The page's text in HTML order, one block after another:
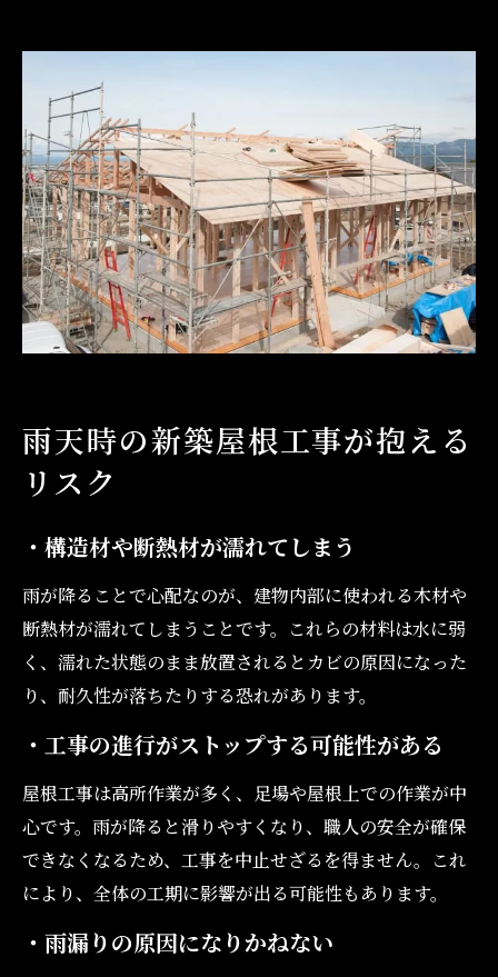
確認しておきたいポイントと心構え
まとめ
雨天時の新築屋根工事が抱える
リスク
・構造材や断熱材が濡れてしまう
雨が降ることで心配なのが、建物内部に使われる木材や
断熱材が濡れてしまうことです。これらの材料は水に弱
く、濡れた状態のまま放置されるとカビの原因になった
り、耐久性が落ちたりする恐れがあります。
・工事の進行がストップする可能性がある
屋根工事は高所作業が多く、足場や屋根上での作業が中
心です。雨が降ると滑りやすくなり、職人の安全が確保
できなくなるため、工事を中止せざるを得ません。これ
により、全体の工期に影響が出る可能性もあります。
・雨漏りの原因になりかねない